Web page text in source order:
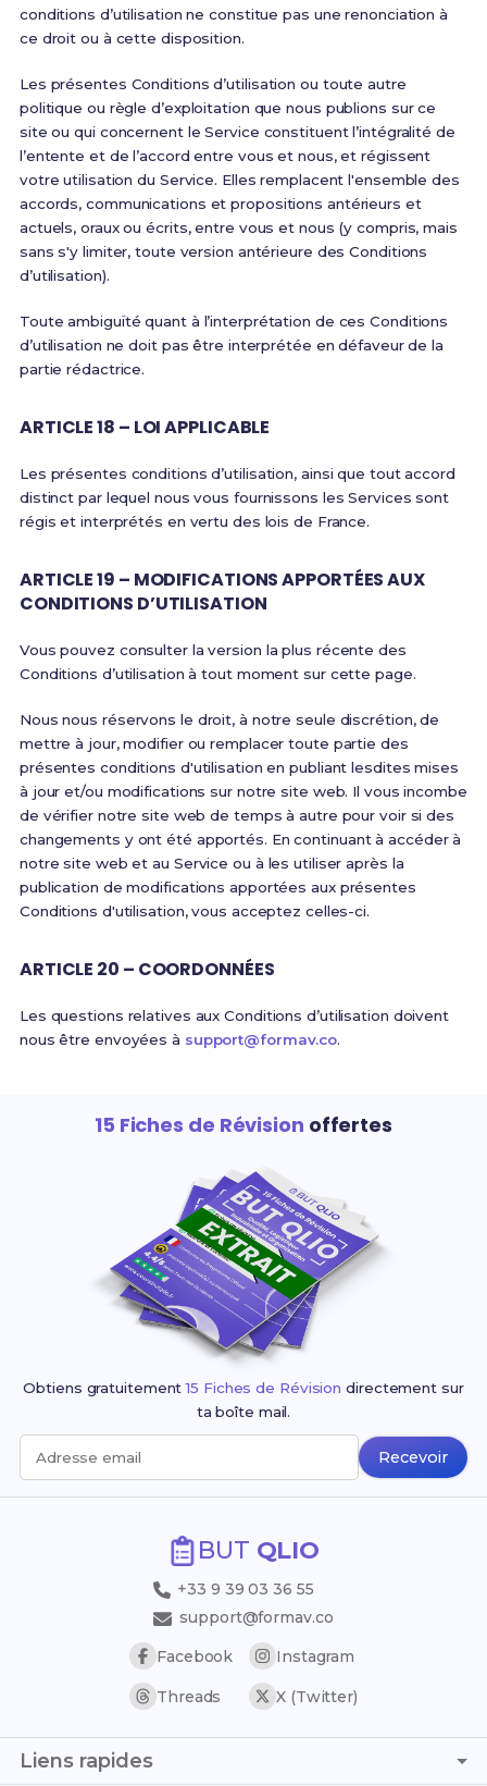
conditions d’utilisation ne constitue pas une renonciation à
ce droit ou à cette disposition.
Les présentes Conditions d’utilisation ou toute autre
politique ou règle d’exploitation que nous publions sur ce
site ou qui concernent le Service constituent l’intégralité de
l’entente et de l’accord entre vous et nous, et régissent
votre utilisation du Service. Elles remplacent l'ensemble des
accords, communications et propositions antérieurs et
actuels, oraux ou écrits, entre vous et nous (y compris, mais
sans s'y limiter, toute version antérieure des Conditions
d’utilisation).
Toute ambiguïté quant à l’interprétation de ces Conditions
d’utilisation ne doit pas être interprétée en défaveur de la
partie rédactrice.
ARTICLE 18 – LOI APPLICABLE
Les présentes conditions d’utilisation, ainsi que tout accord
distinct par lequel nous vous fournissons les Services sont
régis et interprétés en vertu des lois de France.
ARTICLE 19 – MODIFICATIONS APPORTÉES AUX
CONDITIONS D’UTILISATION
Vous pouvez consulter la version la plus récente des
Conditions d’utilisation à tout moment sur cette page.
Nous nous réservons le droit, à notre seule discrétion, de
mettre à jour, modifier ou remplacer toute partie des
présentes conditions d'utilisation en publiant lesdites mises
à jour et/ou modifications sur notre site web. Il vous incombe
de vérifier notre site web de temps à autre pour voir si des
changements y ont été apportés. En continuant à accéder à
notre site web et au Service ou à les utiliser après la
publication de modifications apportées aux présentes
Conditions d'utilisation, vous acceptez celles-ci.
ARTICLE 20 – COORDONNÉES
Les questions relatives aux Conditions d’utilisation doivent
nous être envoyées à support@formav.co.
15 Fiches de Révision offertes
Obtiens gratuitement15 Fiches de Révision directement sur
ta boîte mail.
Adresse email Recevoir
BUT QLIO
+33 9 39 03 36 55
support@formav.co
Facebook
Instagram
Threads X (Twitter)
Liens rapides